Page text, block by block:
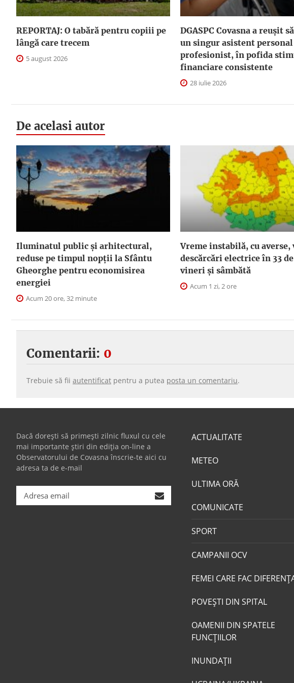
REPORTAJ: O tabără pentru copiii pe
lângă care trecem
5 august 2026
DGASPC Covasna a reuşit
un singur asistent personal
profesionist, în pofida
financiare consistente
28 iulie 2026
De acelasi autor
Iluminatul public şi arhitectural,
reduse pe timpul nopţii la Sfântu
Gheorghe pentru economisirea
energiei
Acum 20 ore, 32 minute
Vreme instabilă, cu
descărcări electrice în 33
vineri și sâmbătă
Acum 1 zi, 2 ore
Comentarii: 0
Trebuie să fii autentificat pentru a putea posta un comentariu.
Dacă dorești să primești zilnic fluxul cu cele
mai importante știri din ediția on-line a
Observatorului de Covasna înscrie-te aici cu
adresa ta de e-mail
ACTUALITATE
METEO
ULTIMA ORĂ
COMUNICATE
SPORT
CAMPANII OCV
FEMEI CARE FAC
POVEŞTI DIN SPITAL
OAMENII DIN SPATELE
FUNCŢIILOR
INUNDAŢII